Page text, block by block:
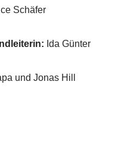
Schäfer
Ida Günter
und Jonas Hill